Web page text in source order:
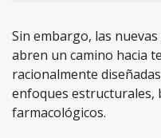
Sin embargo, las
abren un camino hacia
racionalmente
enfoques estructurales,
farmacológicos.